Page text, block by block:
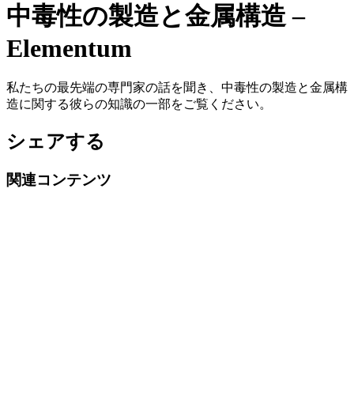
中毒性の製造と金属構造 –
Elementum
私たちの最先端の専門家の話を聞き、中毒性の製造と金属構
造に関する彼らの知識の一部をご覧ください。
シェアする
関連コンテンツ